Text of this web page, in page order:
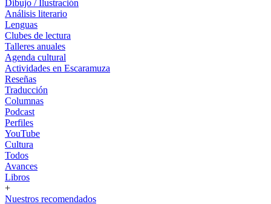
Dibujo / Ilustración
Análisis literario
Lenguas
Clubes de lectura
Talleres anuales
Agenda cultural
Actividades en Escaramuza
Reseñas
Traducción
Columnas
Podcast
Perfiles
YouTube
Cultura
Todos
Avances
Libros
+
Nuestros recomendados